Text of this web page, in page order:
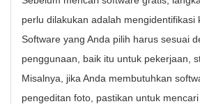
perlu dilakukan adalah mengidentifikasi
Software yang Anda pilih harus sesuai
penggunaan, baik itu untuk pekerjaan,
Misalnya, jika Anda membutuhkan
pengeditan foto, pastikan untuk